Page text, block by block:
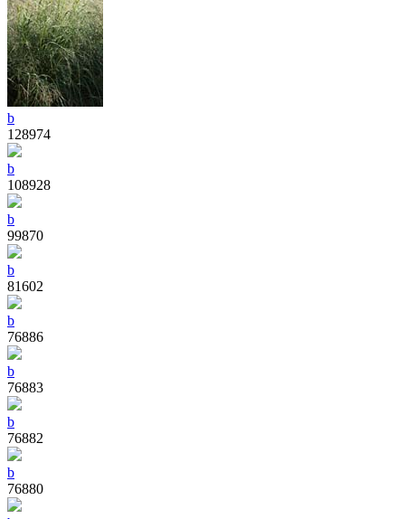
b
128974
b
108928
b
99870
b
81602
b
76886
b
76883
b
76882
b
76880